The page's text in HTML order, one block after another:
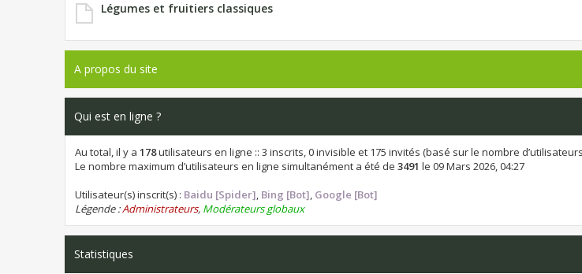
Légumes et fruitiers classiques
A propos du site
Qui est en ligne ?
Au total, il y a 178utilisateurs en ligne :: 3 inscrits, 0 invisible et 175 invités (basé sur le nombre
Le nombre maximum d’utilisateurs en ligne simultanément a été de 3491 le 09 Mars 2026, 04:27
Utilisateur(s) inscrit(s) : Baidu [Spider], Bing [Bot], Google [Bot]
Légende :Administrateurs, Modérateurs globaux
Statistiques